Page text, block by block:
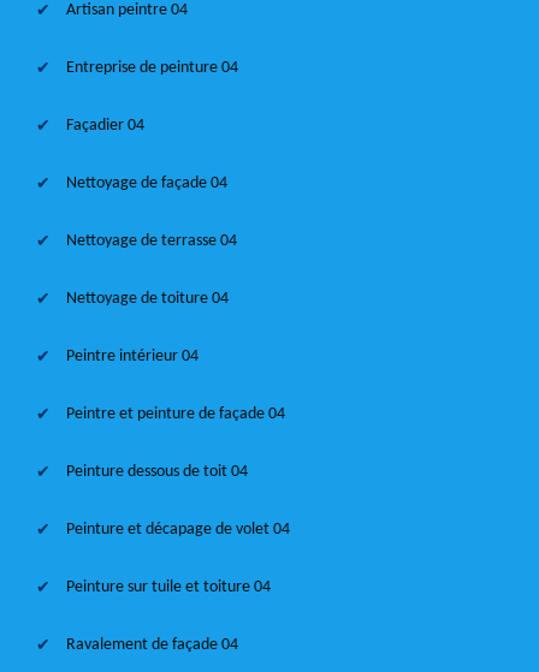
Artisan peintre 04
Entreprise de peinture 04
Façadier 04
Nettoyage de façade 04
Nettoyage de terrasse 04
Nettoyage de toiture 04
Peintre intérieur 04
Peintre et peinture de façade 04
Peinture dessous de toit 04
Peinture et décapage de volet 04
Peinture sur tuile et toiture 04
Ravalement de façade 04